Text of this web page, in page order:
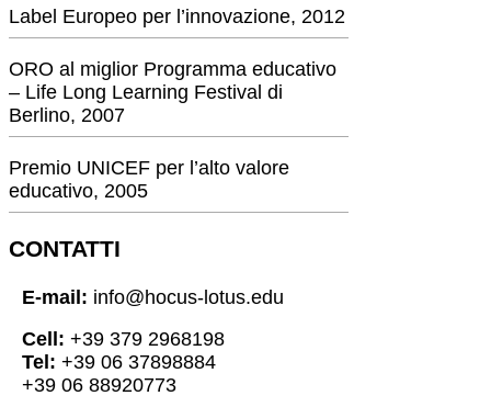
Label Europeo per l’innovazione, 2012
ORO al miglior Programma educativo
– Life Long Learning Festival di
Berlino, 2007
Premio UNICEF per l’alto valore
educativo, 2005
CONTATTI
E-mail: info@hocus-lotus.edu
Cell: +39 379 2968198
Tel: +39 06 37898884
+39 06 88920773